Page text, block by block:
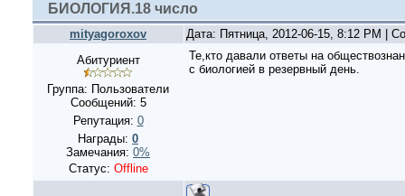
БИОЛОГИЯ.18 число
mityagoroxov
Дата: Пятница, 2012-06-15, 8:12 PM |
Абитуриент
Группа: Пользователи
Сообщений: 5
Репутация: 0
Награды: 0
Замечания: 0%
Статус: Offline
Те,кто давали ответы на
с биологией в резервный день.